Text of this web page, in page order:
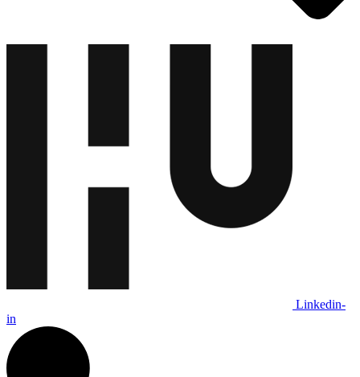
Linkedin-
in